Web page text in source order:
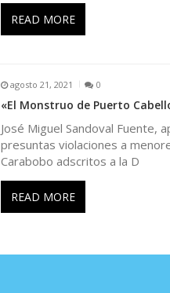
READ MORE
agosto 21, 2021 0
«El Monstruo de Puerto
José Miguel Sandoval Fuente,
presuntas violaciones a
Carabobo adscritos a la D
READ MORE